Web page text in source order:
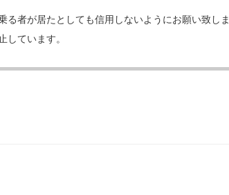
者が居たとしても信用しないようにお願い致しま
ています。